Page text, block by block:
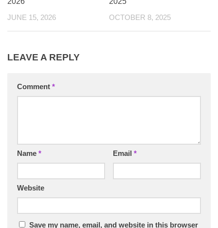
JUNE 15, 2026 OCTOBER 8, 2025
LEAVE A REPLY
Comment *
Name * Email *
Website
Save my name, email, and website in this browser